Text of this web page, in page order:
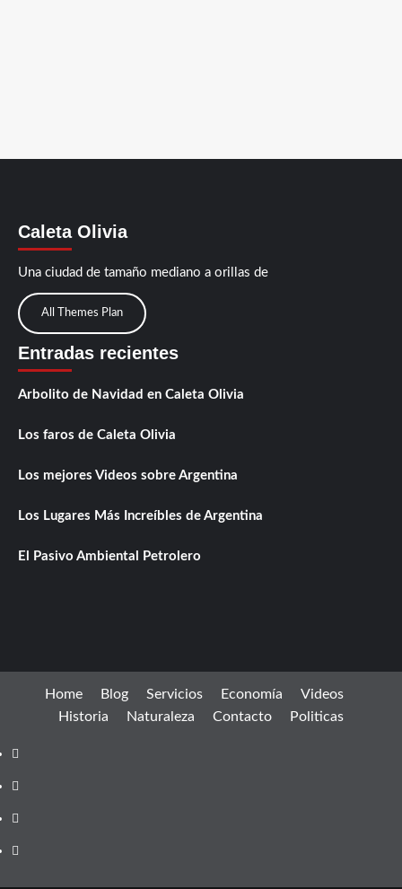
Caleta Olivia
Una ciudad de tamaño mediano a orillas de
All Themes Plan
Entradas recientes
Arbolito de Navidad en Caleta Olivia
Los faros de Caleta Olivia
Los mejores Videos sobre Argentina
Los Lugares Más Increíbles de Argentina
El Pasivo Ambiental Petrolero
Home Blog Servicios Economía
Videos
Historia
Naturaleza Contacto Politicas
Facebook
instagram
twitter
youtube